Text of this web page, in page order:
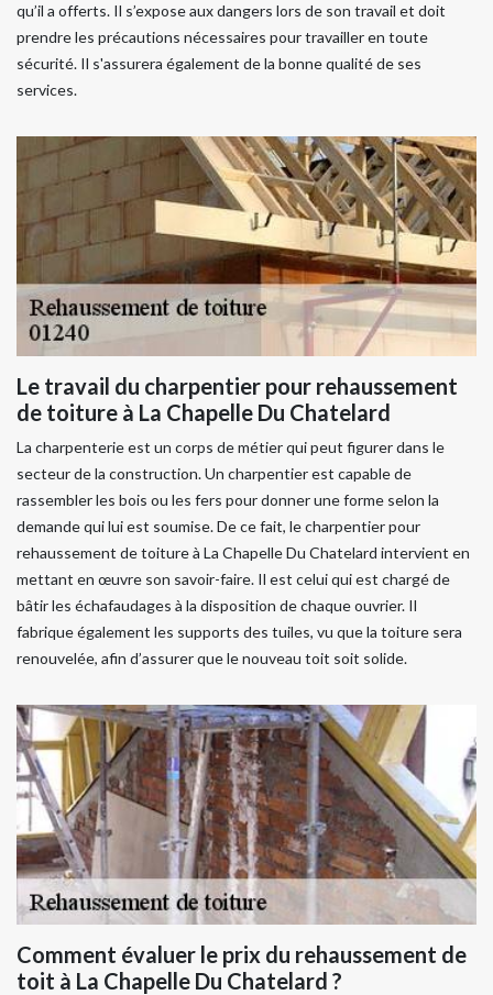
qu’il a offerts. Il s’expose aux dangers lors de son travail et doit
prendre les précautions nécessaires pour travailler en toute
sécurité. Il s'assurera également de la bonne qualité de ses
services.
Le travail du charpentier pour rehaussement
de toiture à La Chapelle Du Chatelard
La charpenterie est un corps de métier qui peut figurer dans le
secteur de la construction. Un charpentier est capable de
rassembler les bois ou les fers pour donner une forme selon la
demande qui lui est soumise. De ce fait, le charpentier pour
rehaussement de toiture à La Chapelle Du Chatelard intervient en
mettant en œuvre son savoir-faire. Il est celui qui est chargé de
bâtir les échafaudages à la disposition de chaque ouvrier. Il
fabrique également les supports des tuiles, vu que la toiture sera
renouvelée, afin d’assurer que le nouveau toit soit solide.
Comment évaluer le prix du rehaussement de
toit à La Chapelle Du Chatelard ?